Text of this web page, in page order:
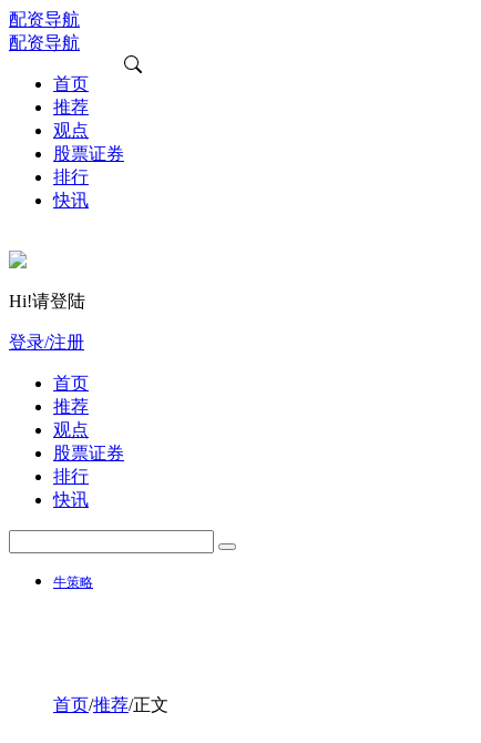
配资导航
配资导航
首页
推荐
观点
股票证券
排行
快讯
Hi!请登陆
登录/注册
首页
推荐
观点
股票证券
排行
快讯
牛策略
首页/推荐/正文